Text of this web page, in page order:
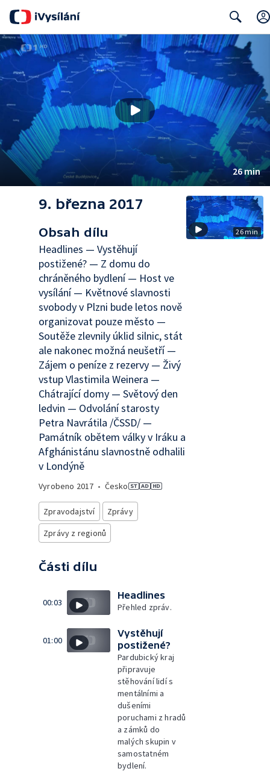
Search
26 min
9. března 2017
Obsah dílu
Headlines — Vystěhují
postižené? — Z domu do
chráněného bydlení — Host ve
vysílání — Květnové slavnosti
svobody v Plzni bude letos nově
organizovat pouze město —
Soutěže zlevnily úklid silnic, stát
ale nakonec možná neušetří —
Zájem o peníze z rezervy — Živý
vstup Vlastimila Weinera —
Chátrající domy — Světový den
ledvin — Odvolání starosty
Petra Navrátila /ČSSD/ —
Památník obětem války v Iráku a
Afghánistánu slavnostně odhalili
v Londýně
Vyrobeno 2017 • Česko
Zpravodajství
Zprávy
Zprávy z regionů
Části dílu
00:03
Headlines
Přehled zpráv.
01:00
Vystěhují
postižené?
Pardubický kraj
připravuje
stěhování lidí s
mentálními a
dušeními
poruchami z hradů
a zámků do
malých skupin v
samostatném
bydlení.
26 min